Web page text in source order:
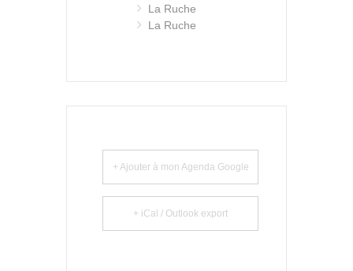
La Ruche
La Ruche
+ Ajouter à mon Agenda Google
+ iCal / Outlook export